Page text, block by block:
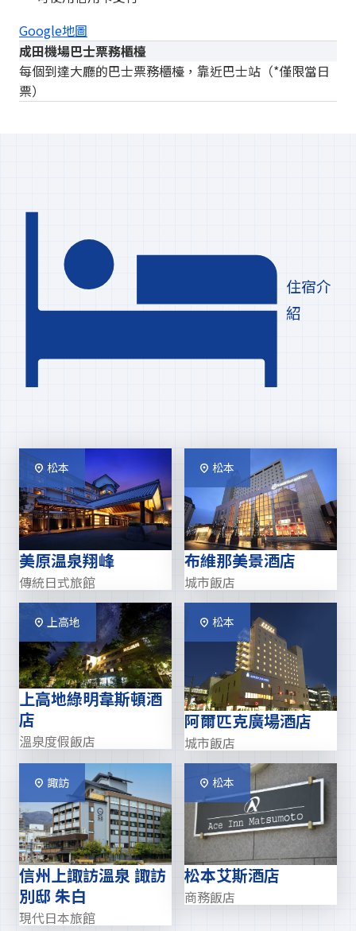
Google地圖
成田機場巴士票務櫃檯
每個到達大廳的巴士票務櫃檯，靠近巴士站（*僅限當日
票）
住宿介
紹
松本
美原温泉翔峰
傳統日式旅館
松本
布維那美景酒店
城市飯店
上高地
上高地綠明韋斯頓酒
店
溫泉度假飯店
松本
阿爾匹克廣場酒店
城市飯店
諏訪
信州上諏訪溫泉 諏訪
別邸 朱白
現代日本旅館
松本
松本艾斯酒店
商務飯店